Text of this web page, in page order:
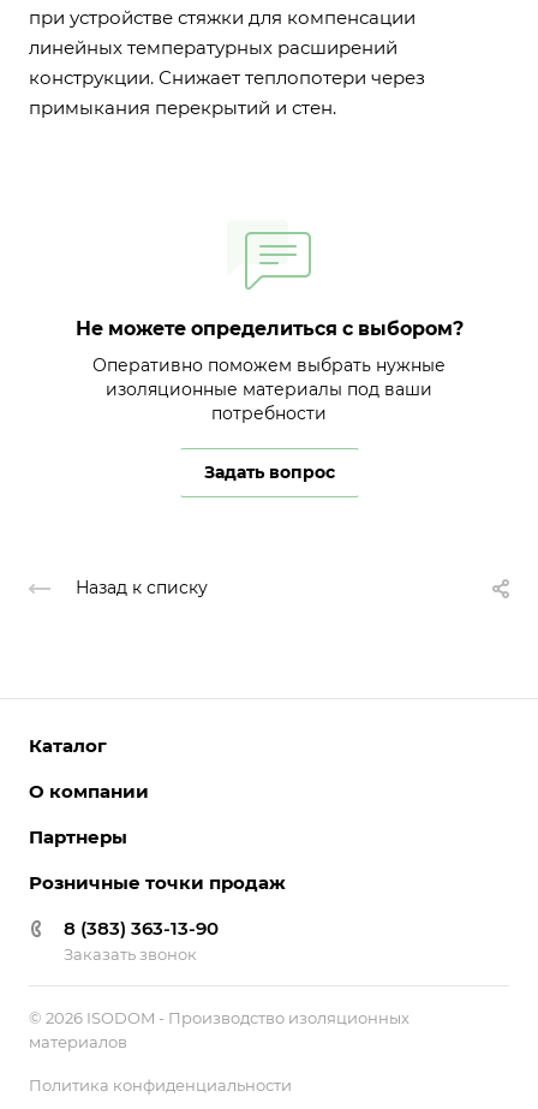
при устройстве стяжки для компенсации
линейных температурных расширений
конструкции. Снижает теплопотери через
примыкания перекрытий и стен.
Не можете определиться с выбором?
Оперативно поможем выбрать нужные
изоляционные материалы под ваши
потребности
Задать вопрос
Назад к списку
Каталог
О компании
Партнеры
Розничные точки продаж
8 (383) 363-13-90
Заказать звонок
© 2026 ISODOM - Производство изоляционных
материалов
Политика конфиденциальности